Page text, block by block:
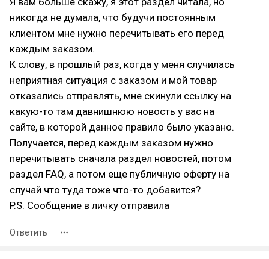
никогда не думала, что будучи постоянным
клиентом мне нужно перечитывать его перед
каждым заказом.
К слову, в прошлый раз, когда у меня случилась
неприятная ситуация с заказом и мой товар
отказались отправлять, мне скинули ссылку на
какую-то там давнишнюю новость у вас на
сайте, в которой данное правило было указано.
Получается, перед каждым заказом нужно
перечитывать сначала раздел новостей, потом
раздел FAQ, а потом еще публичную оферту на
случай что туда тоже что-то добавится?
P.S. Сообщение в личку отправила
Ответить